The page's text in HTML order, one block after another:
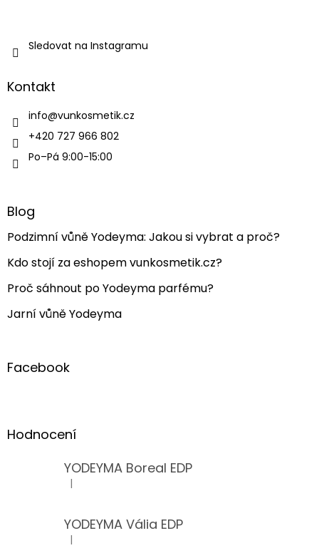
Sledovat na Instagramu
Kontakt
info@vunkosmetik.cz
+420 727 966 802
Po–Pá 9:00-15:00
Blog
Podzimní vůně Yodeyma: Jakou si vybrat a proč?
Kdo stojí za eshopem vunkosmetik.cz?
Proč sáhnout po Yodeyma parfému?
Jarní vůně Yodeyma
Facebook
Hodnocení
YODEYMA Boreal EDP
Hodnocení produktu je 5 z 5 hvězdiček.
|
YODEYMA Vália EDP
Hodnocení produktu je 5 z 5 hvězdiček.
|